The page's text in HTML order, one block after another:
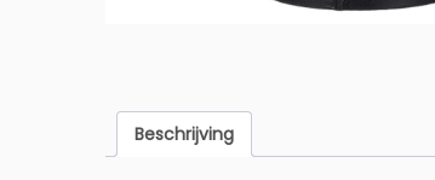
Beschrijving